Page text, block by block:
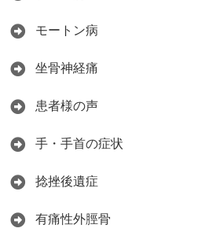
モートン病
坐骨神経痛
患者様の声
手・手首の症状
捻挫後遺症
有痛性外脛骨